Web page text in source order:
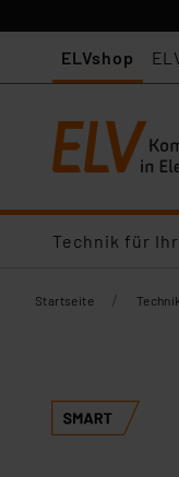
ELVshop
Technik für
Startseite /